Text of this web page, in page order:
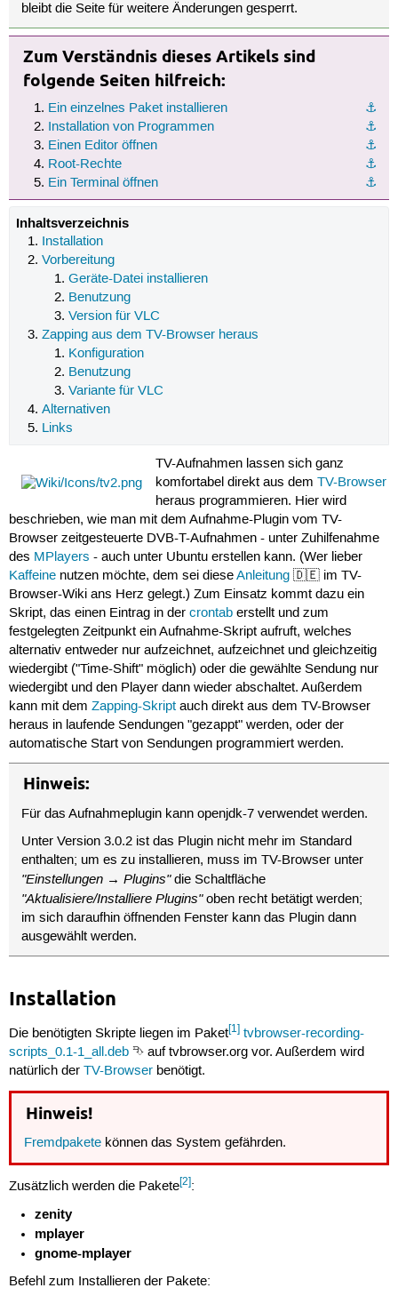
bleibt die Seite für weitere Änderungen gesperrt.
Zum Verständnis dieses Artikels sind
folgende Seiten hilfreich:
⚓︎
Ein einzelnes Paket installieren
⚓︎
Installation von Programmen
⚓︎
Einen Editor öffnen
⚓︎
Root-Rechte
⚓︎
Ein Terminal öffnen
Inhaltsverzeichnis
Installation
Vorbereitung
Geräte-Datei installieren
Benutzung
Version für VLC
Zapping aus dem TV-Browser heraus
Konfiguration
Benutzung
Variante für VLC
Alternativen
Links
TV-Aufnahmen lassen sich ganz
komfortabel direkt aus demTV-Browser
heraus programmieren. Hier wird
beschrieben, wie man mit dem Aufnahme-Plugin vom TV-
Browser zeitgesteuerte DVB-T-Aufnahmen - unter Zuhilfenahme
des MPlayers - auch unter Ubuntu erstellen kann. (Wer lieber
Kaffeinenutzen möchte, dem sei dieseAnleitung🇩🇪 im TV-
Browser-Wiki ans Herz gelegt.) Zum Einsatz kommt dazu ein
Skript, das einen Eintrag in der crontaberstellt und zum
festgelegten Zeitpunkt ein Aufnahme-Skript aufruft, welches
alternativ entweder nur aufzeichnet, aufzeichnet und gleichzeitig
wiedergibt ("Time-Shift" möglich) oder die gewählte Sendung nur
wiedergibt und den Player dann wieder abschaltet. Außerdem
kann mit dem Zapping-Skriptauch direkt aus dem TV-Browser
heraus in laufende Sendungen "gezappt" werden, oder der
automatische Start von Sendungen programmiert werden.
Hinweis:
Für das Aufnahmeplugin kann openjdk-7 verwendet werden.
Unter Version 3.0.2 ist das Plugin nicht mehr im Standard
enthalten; um es zu installieren, muss im TV-Browser unter
"Einstellungen → Plugins"die Schaltfläche
"Aktualisiere/Installiere Plugins"oben recht betätigt werden;
im sich daraufhin öffnenden Fenster kann das Plugin dann
ausgewählt werden.
Installation
Die benötigten Skripte liegen im Paket[1] tvbrowser-recording-
scripts_0.1-1_all.deb⮷ auf tvbrowser.org vor. Außerdem wird
natürlich der TV-Browserbenötigt.
Hinweis!
Fremdpakete können das System gefährden.
Zusätzlich werden die Pakete[2]:
zenity
mplayer
gnome-mplayer
Befehl zum Installieren der Pakete: